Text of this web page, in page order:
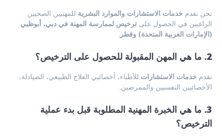
نحن نقدم خدمات الاستشارات والموارد البشرية للمهنيين الصحيين
الراغبين في الحصول على ترخيص لممارسة المهنة في دبي، أبوظبي
(الإمارات العربية المتحدة) وقطر .
2. ما هي المهن المقبولة للحصول على الترخيص؟
نقدم خدمات الاستشارات للأطباء، أخصائيي العلاج الطبيعي، الصيادلة،
الأخصائيين النفسيين والممرضين.
3. ما هي الخبرة المهنية المطلوبة قبل بدء عملية
الترخيص؟